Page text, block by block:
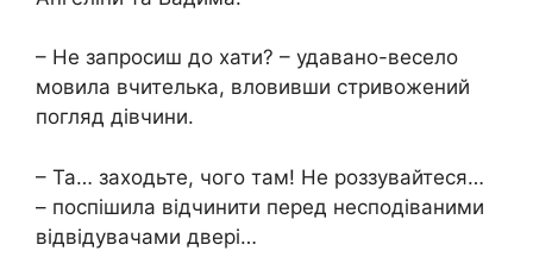
– Не запросиш до хати? – удавано-весело
мовила вчителька, вловивши стривожений
погляд дівчини.
– Та… заходьте, чого там! Не роззувайтеся…
– поспішила відчинити перед несподіваними
відвідувачами двері…